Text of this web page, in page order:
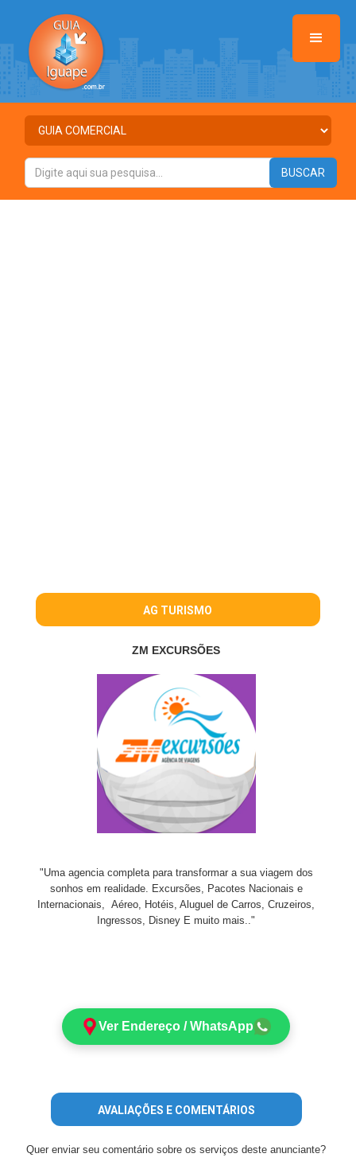
AG TURISMO
ZM EXCURSÕES
"Uma agencia completa para transformar a sua viagem dos
sonhos em realidade. Excursões, Pacotes Nacionais e
Internacionais, Aéreo, Hotéis, Aluguel de Carros, Cruzeiros,
Ingressos, Disney E muito mais.."
Ver Endereço / WhatsApp
AVALIAÇÕES E COMENTÁRIOS
Quer enviar seu comentário sobre os serviços deste anunciante?